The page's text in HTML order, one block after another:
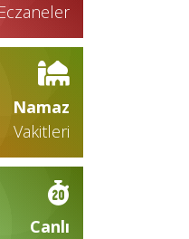
Eczaneler
Namaz
Vakitleri
Canlı